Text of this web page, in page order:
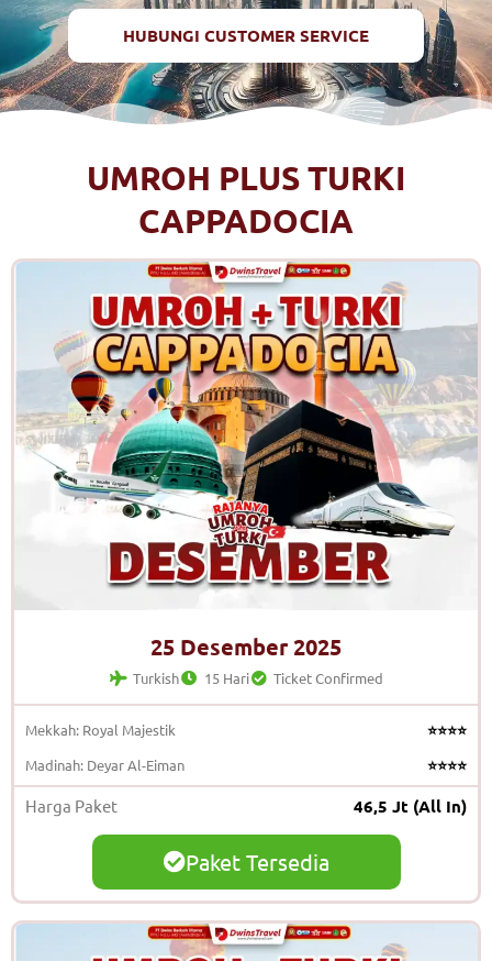
HUBUNGI CUSTOMER SERVICE
UMROH PLUS TURKI
CAPPADOCIA
25 Desember 2025
Turkish 15 Hari Ticket Confirmed
Mekkah: Royal Majestik
⭐⭐⭐⭐
Madinah: Deyar Al-Eiman
⭐⭐⭐⭐
Harga Paket 46,5 Jt (All In)
Paket Tersedia